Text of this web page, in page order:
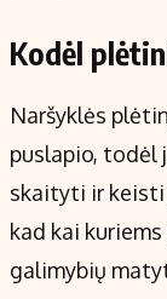
Kodėl
Naršyklės
puslapio, todėl
skaityti ir keisti
kad kai
galimybių